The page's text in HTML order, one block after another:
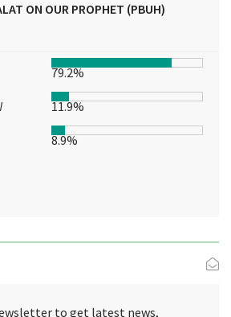
ON OUR PROPHET (PBUH)
79.2%
11.9%
8.9%
to get latest news,